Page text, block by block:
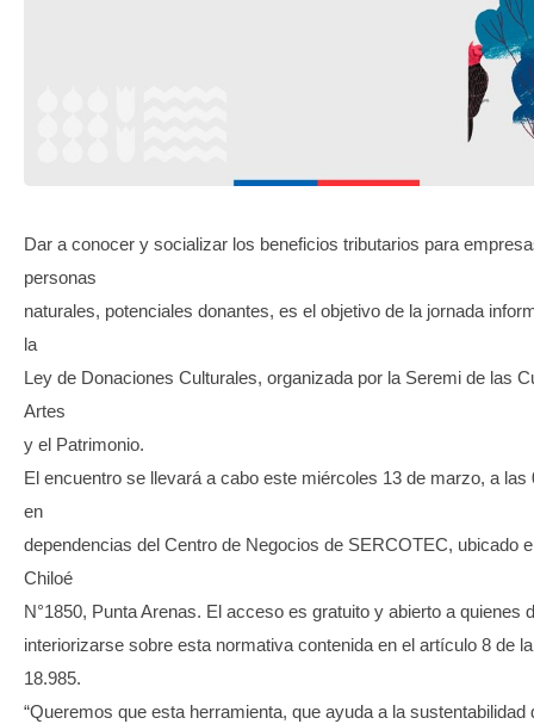
Dar a conocer y socializar los beneficios tributarios para
personas
naturales, potenciales donantes, es el objetivo de la jornada
la
Ley de Donaciones Culturales, organizada por la Seremi de las
Artes
y el Patrimonio.
El encuentro se llevará a cabo este miércoles 13 de marzo, a las
en
dependencias del Centro de Negocios de SERCOTEC, ubicado
Chiloé
N°1850, Punta Arenas. El acceso es gratuito y abierto a quienes
interiorizarse sobre esta normativa contenida en el artículo 8 de
18.985.
“Queremos que esta herramienta, que ayuda a la sustentabilidad